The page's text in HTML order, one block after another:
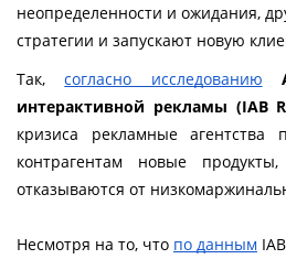
неопределенности и ожидания,
стратегии и запускают новую
Так, согласно исследованию
интерактивной рекламы (IAB
кризиса рекламные агентства
контрагентам новые
отказываются от
Несмотря на то, что по данным